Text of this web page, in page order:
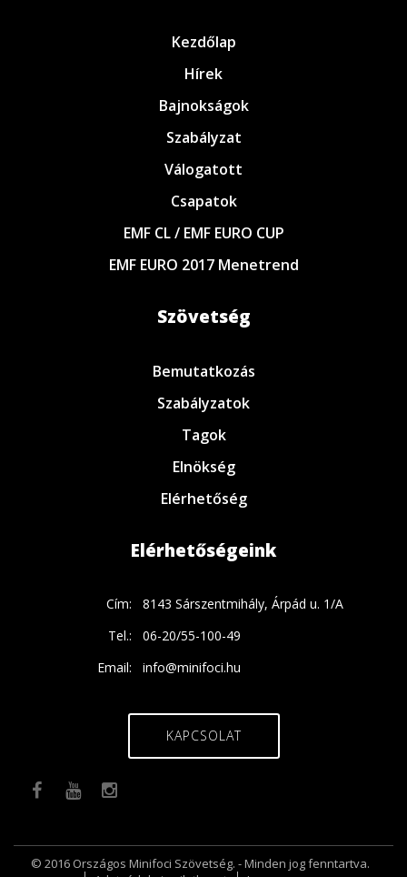
Kezdőlap
Hírek
Bajnokságok
Szabályzat
Válogatott
Csapatok
EMF CL / EMF EURO CUP
EMF EURO 2017 Menetrend
Szövetség
Bemutatkozás
Szabályzatok
Tagok
Elnökség
Elérhetőség
Elérhetőségeink
Cím:
8143 Sárszentmihály, Árpád u. 1/A
Tel.:
06-20/55-100-49
Email:
info@minifoci.hu
KAPCSOLAT
© 2016 Országos Minifoci Szövetség. - Minden jog fenntartva.